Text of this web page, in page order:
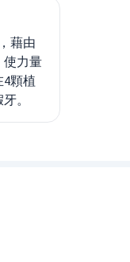
藉由
使力量
顆植
。